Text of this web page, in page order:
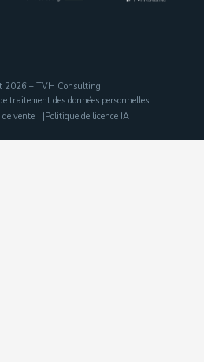
2026 – TVH Consulting
traitement des données personnelles
vente
Politique de licence IA